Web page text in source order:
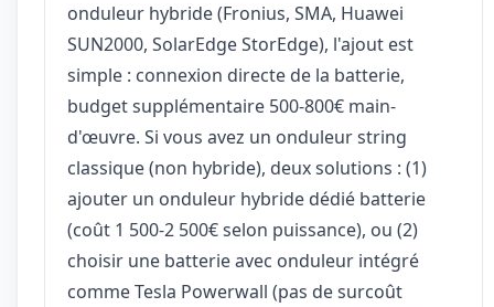
onduleur hybride (Fronius, SMA, Huawei
SUN2000, SolarEdge StorEdge), l'ajout est
simple : connexion directe de la batterie,
budget supplémentaire 500-800€ main-
d'œuvre. Si vous avez un onduleur string
classique (non hybride), deux solutions : (1)
ajouter un onduleur hybride dédié batterie
(coût 1 500-2 500€ selon puissance), ou (2)
choisir une batterie avec onduleur intégré
comme Tesla Powerwall (pas de surcoût